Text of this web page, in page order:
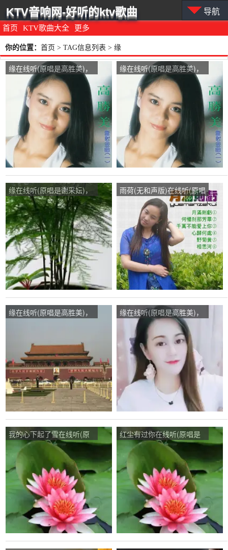
首页 KTV歌曲大全 更多
KTV音响网-好听的ktv歌曲 导航
你的位置： 首页 > TAG信息列表 > 缘
缘在线听(原唱是高胜美)，
吉祥好运演唱点播:534次
缘在线听(原唱是高胜美)，
全世界只有一个wo演唱点
播:47次
缘在线听(原唱是谢采妘)，
花开富贵！演唱点播:109次
雨荷(无和声版)在线听(原唱
是风语)，缘演唱点播:137
缘在线听(原唱是高胜美)，
缘在线听(原唱是高胜美)，
不忘初心࿐ཻ演唱点播:47
我的心下起了雪在线听(原
唱是雨露)，缘演唱点播:56
次
红尘有过你在线听(原唱是
安继喜)，缘演唱点播:44次